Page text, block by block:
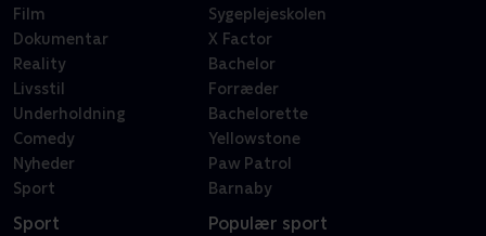
Film
Dokumentar
Reality
Livsstil
Underholdning
Comedy
Nyheder
Sport
Sygeplejeskolen
X Factor
Bachelor
Forræder
Bachelorette
Yellowstone
Paw Patrol
Barnaby
Sport Populær sport